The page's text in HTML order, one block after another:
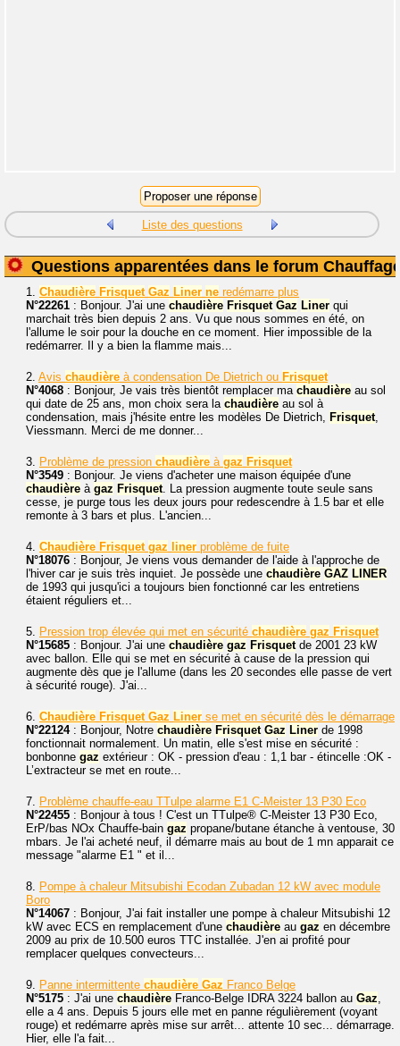
Liste des questions
Questions apparentées dans le forum
1. Chaudière Frisquet Gaz Liner ne redémarre plus
N°22261 : Bonjour. J'ai une chaudière Frisquet Gaz Liner qui
marchait très bien depuis 2 ans. Vu que nous sommes en été, on
l'allume le soir pour la douche en ce moment. Hier impossible de la
redémarrer. Il y a bien la flamme mais...
2. Avis chaudière à condensation De Dietrich ou Frisquet
N°4068 : Bonjour, Je vais très bientôt remplacer ma chaudière au sol
qui date de 25 ans, mon choix sera la chaudière au sol à
condensation, mais j'hésite entre les modèles De Dietrich, Frisquet,
Viessmann. Merci de me donner...
3. Problème de pression chaudière à gaz Frisquet
N°3549 : Bonjour. Je viens d'acheter une maison équipée d'une
chaudière à gaz Frisquet. La pression augmente toute seule sans
cesse, je purge tous les deux jours pour redescendre à 1.5 bar et elle
remonte à 3 bars et plus. L'ancien...
4. Chaudière Frisquet gaz liner problème de fuite
N°18076 : Bonjour, Je viens vous demander de l'aide à l'approche de
l'hiver car je suis très inquiet. Je possède une chaudière GAZ LINER
de 1993 qui jusqu'ici a toujours bien fonctionné car les entretiens
étaient réguliers et...
5. Pression trop élevée qui met en sécurité chaudière gaz Frisquet
N°15685 : Bonjour. J'ai une chaudière gaz Frisquetde 2001 23 kW
avec ballon. Elle qui se met en sécurité à cause de la pression qui
augmente dès que je l'allume (dans les 20 secondes elle passe de vert
à sécurité rouge). J'ai...
6. Chaudière Frisquet Gaz Liner se met en sécurité dès le démarrage
N°22124: Bonjour, Notre chaudière Frisquet Gaz Liner de 1998
fonctionnait normalement. Un matin, elle s'est mise en sécurité :
bonbonne gaz extérieur : OK - pression d'eau : 1,1 bar - étincelle :OK -
L’extracteur se met en route...
7. Problème chauffe-eau TTulpe alarme E1 C-Meister 13 P30 Eco
N°22455 : Bonjour à tous ! C'est un TTulpe® C-Meister 13 P30 Eco,
ErP/bas NOx Chauffe-bain gaz propane/butane étanche à ventouse, 30
mbars. Je l'ai acheté neuf, il démarre mais au bout de 1 mn apparait ce
message "alarme E1 " et il...
8. Pompe à chaleur Mitsubishi Ecodan Zubadan 12 kW avec module
Boro
N°14067 : Bonjour, J'ai fait installer une pompe à chaleur Mitsubishi 12
kW avec ECS en remplacement d'une chaudière au gaz en décembre
2009 au prix de 10.500 euros TTC installée. J'en ai profité pour
remplacer quelques convecteurs...
9. Panne intermittente chaudière Gaz Franco Belge
N°5175 : J'ai une chaudière Franco-Belge IDRA 3224 ballon au Gaz,
elle a 4 ans. Depuis 5 jours elle met en panne régulièrement (voyant
rouge) et redémarre après mise sur arrêt... attente 10 sec... démarrage.
Hier, elle l'a fait...